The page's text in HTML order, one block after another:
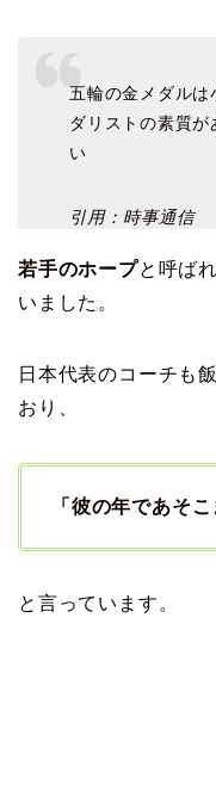
五輪の金メダルは
ダリストの素質
い
引用：時事通信
若手のホープと呼ば
いました。
日本代表のコーチも
おり、
「彼の年であそ
と言っています。